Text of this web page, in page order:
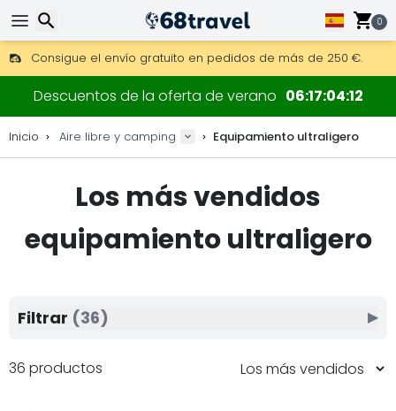
0
Consigue el envío gratuito en pedidos de más de 250 €.
Envío DHL 1 día disponible.
30 días para devoluciones, 90 días para mapas de madera
Descuentos de la oferta de verano 06170410
Inicio Aire libre y camping Equipamiento ultraligero
Los más vendidos
equipamiento ultraligero
36 productos
Filtrar (36) ▶
Buscar
Buscar